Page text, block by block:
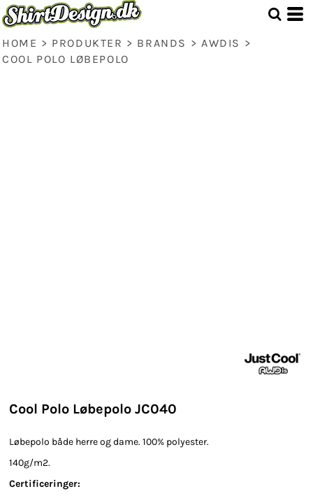
HOME > PRODUKTER > BRANDS > AWDIS >
COOL POLO LØBEPOLO
Cool Polo Løbepolo JC040
Løbepolo både herre og dame. 100% polyester.
140g/m2.
Certificeringer: